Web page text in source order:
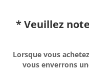
* Veuillez
Lorsque vous
vous enverrons